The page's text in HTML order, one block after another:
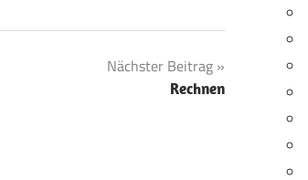
Nächster Beitrag
Rechnen